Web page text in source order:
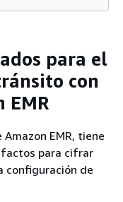
para el
con
EMR
EMR, tiene
para cifrar
configuración de